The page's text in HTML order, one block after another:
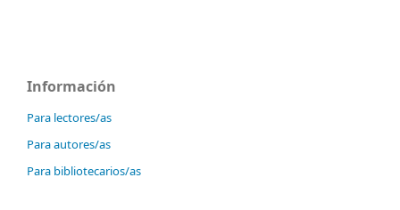
Información
Para lectores/as
Para autores/as
Para bibliotecarios/as